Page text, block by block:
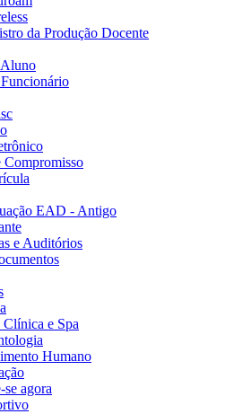
da Produção Docente
Compromisso
EAD - Antigo
e Auditórios
e Spa
Humano
agora